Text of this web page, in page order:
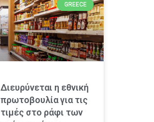
GREECE
Διευρύνεται η εθνική
πρωτοβουλία για τις
τιμές στο ράφι των